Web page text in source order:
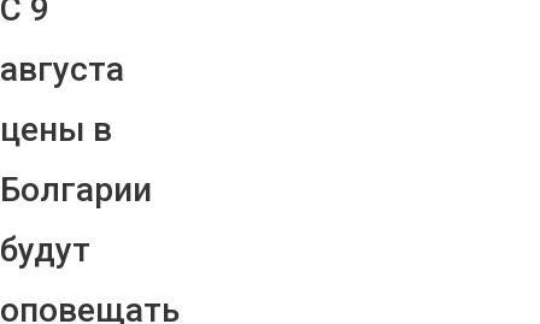
С 9
августа
цены в
Болгарии
будут
оповещать